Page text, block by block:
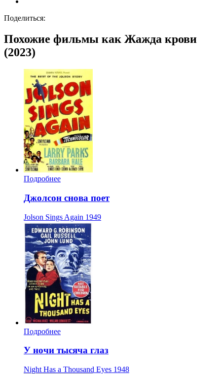
Поделиться:
Похожие фильмы как Жажда крови
(2023)
Подробнее
Джолсон снова поет
Jolson Sings Again 1949
Подробнее
У ночи тысяча глаз
Night Has a Thousand Eyes 1948